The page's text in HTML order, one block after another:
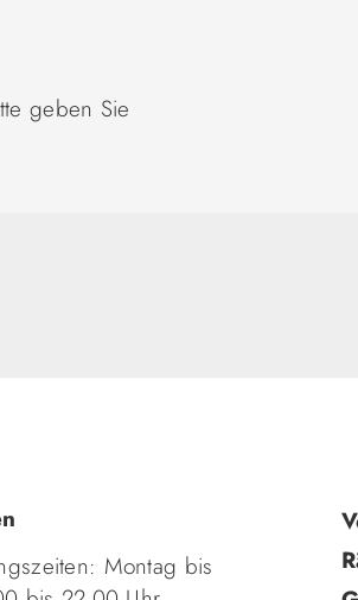
geben Sie
Montag bis